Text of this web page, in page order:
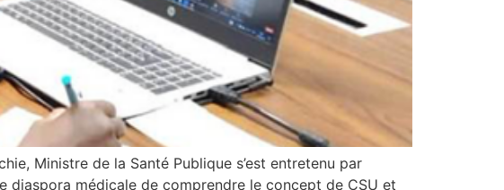
Ministre de la Santé Publique s’est entretenu par
médicale de comprendre le concept de CSU et